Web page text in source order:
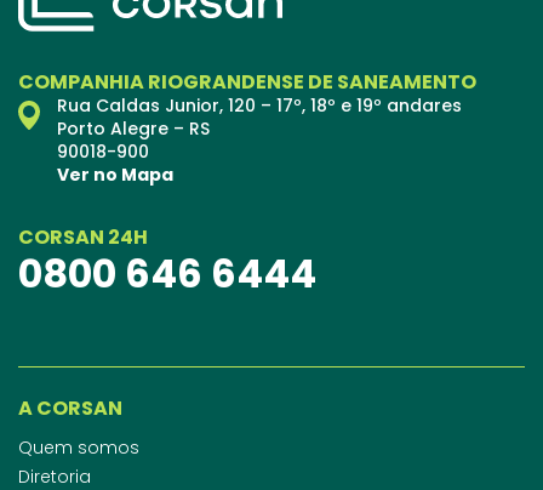
COMPANHIA RIOGRANDENSE DE SANEAMENTO
Rua Caldas Junior, 120 – 17º, 18º e 19º andares
Porto Alegre – RS
90018-900
Ver no Mapa
CORSAN 24H
0800 646 6444
A CORSAN
Quem somos
Diretoria